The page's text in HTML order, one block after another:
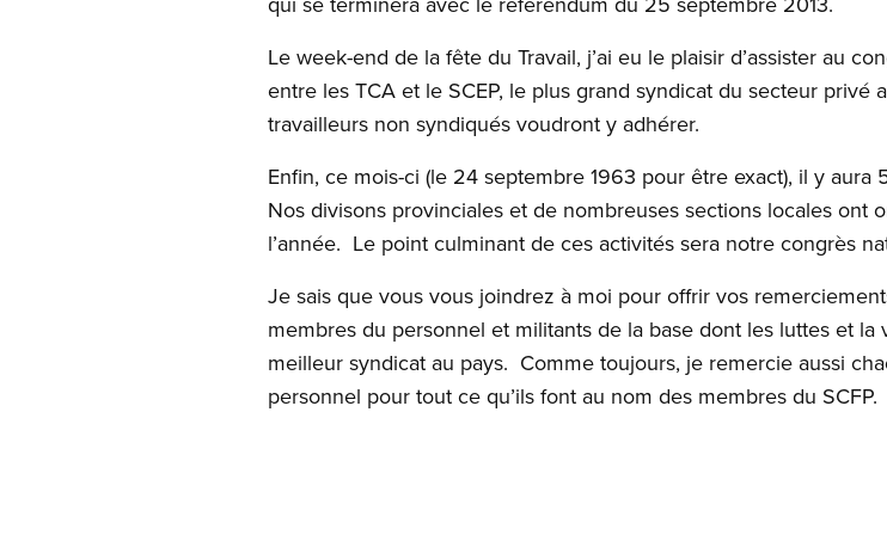
Le week-end de la fête du Travail, j’ai eu le plaisir d’assister au
entre les TCA et le SCEP, le plus grand syndicat du secteur
travailleurs non syndiqués voudront y adhérer.
Enfin, ce mois-ci (le 24 septembre 1963 pour être exact), il y
Nos divisons provinciales et de nombreuses sections locales ont
l’année. Le point culminant de ces activités sera notre congrès
Je sais que vous vous joindrez à moi pour offrir vos
membres du personnel et militants de la base dont les luttes et
meilleur syndicat au pays. Comme toujours, je remercie aussi
personnel pour tout ce qu’ils font au nom des membres du SCFP.